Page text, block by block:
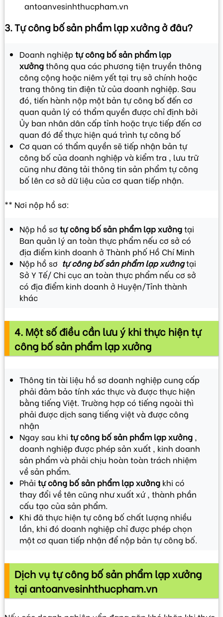
antoanvesinhthucpham.vn
3. Tự công bố sản phẩm lạp xưởng ở đâu?
Doanh nghiệptự công bố sản phẩm lạp
xưởngthông qua các phương tiện truyền thông
công cộng hoặc niêm yết tại trụ sở chính hoặc
trang thông tin điện tử của doanh nghiệp. Sau
đó, tiến hành nộp một bản tự công bố đến cơ
quan quản lý có thẩm quyền được chỉ định bởi
Ủy ban nhân dân cấp tỉnh hoặc trực tiếp đến cơ
quan đó để thực hiện quá trình tự công bố
Cơ quan có thẩm quyền sẽ tiếp nhận bản tự
công bố của doanh nghiệp và kiểm tra , lưu trữ
cũng như đăng tải thông tin sản phẩm tự công
bố lên cơ sở dữ liệu của cơ quan tiếp nhận.
** Nơi nộp hồ sơ:
Nộp hồ sơ tự công bố sản phẩm lạp xưởngtại
Ban quản lý an toàn thực phẩm nếu cơ sở có
địa điểm kinh doanh ở Thành phố Hồ Chí Minh
Nộp hồ sơ tự công bố sản phẩm lạp xưởngtại
Sở Y Tế/ Chi cục an toàn thực phẩm nếu cơ sở
có địa điểm kinh doanh ở Huyện/Tỉnh thành
khác
4. Một số điều cần lưu ý khi thực hiện tự
công bố sản phẩm lạp xưởng
Thông tin tài liệu hồ sơ doanh nghiệp cung cấp
phải đảm bảo tính xác thực và được thực hiện
bằng tiếng Việt. Trường hợp có tiếng ngoài thì
phải được dịch sang tiếng việt và được công
nhận
Ngay sau khi tự công bố sản phẩm lạp xưởng ,
doanh nghiệp được phép sản xuất , kinh doanh
sản phẩm và phải chịu hoàn toàn trách nhiệm
về sản phẩm.
Phải tự công bố sản phẩm lạp xưởng khi có
thay đổi về tên cũng như xuất xứ , thành phần
cấu tạo của sản phẩm.
Khi đã thực hiện tự công bố chất lượng nhiều
lần, khi đó doanh nghiệp chỉ được phép chọn
một cơ quan tiếp nhận để nộp bản tự công bố.
Dịch vụ tự công bố sản phẩm lạp xưởng
tại antoanvesinhthucpham.vn